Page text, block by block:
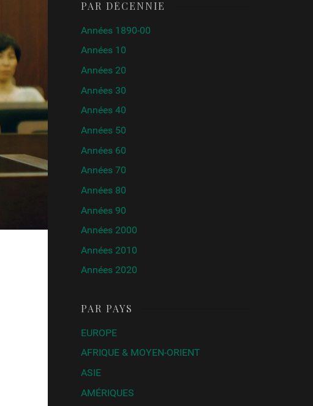
PAR DÉCENNIE
Années 1890-00
Années 10
Années 20
Années 30
Années 40
Années 50
Années 60
Années 70
Années 80
Années 90
Années 2000
Années 2010
Années 2020
PAR PAYS
EUROPE
AFRIQUE & MOYEN-ORIENT
ASIE
AMÉRIQUES